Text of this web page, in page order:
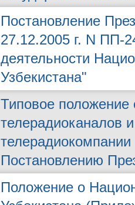
Постановление
27.12.2005 г. N ПП-
деятельности
Узбекистана"
Типовое
телерадиоканалов
Постановлению
Положение о